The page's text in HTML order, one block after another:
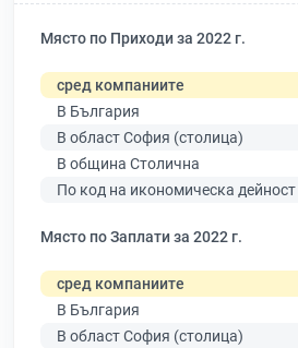
Място по Приходи за 2022 г.
сред компаниите
В България
В област София (столица)
В община Столична
По код на икономическа
Място по Заплати за 2022 г.
сред компаниите
В България
В област София (столица)